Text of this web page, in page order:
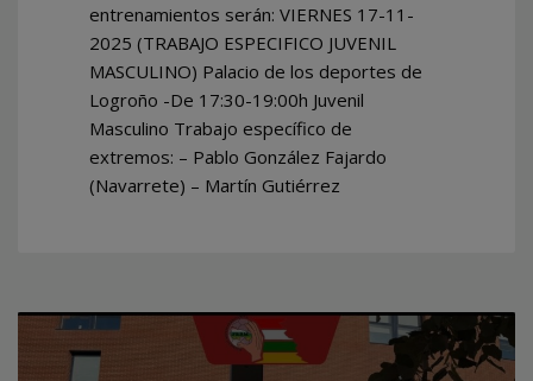
entrenamientos serán: VIERNES 17-11-
2025 (TRABAJO ESPECIFICO JUVENIL
MASCULINO) Palacio de los deportes de
Logroño -De 17:30-19:00h Juvenil
Masculino Trabajo específico de
extremos: – Pablo González Fajardo
(Navarrete) – Martín Gutiérrez